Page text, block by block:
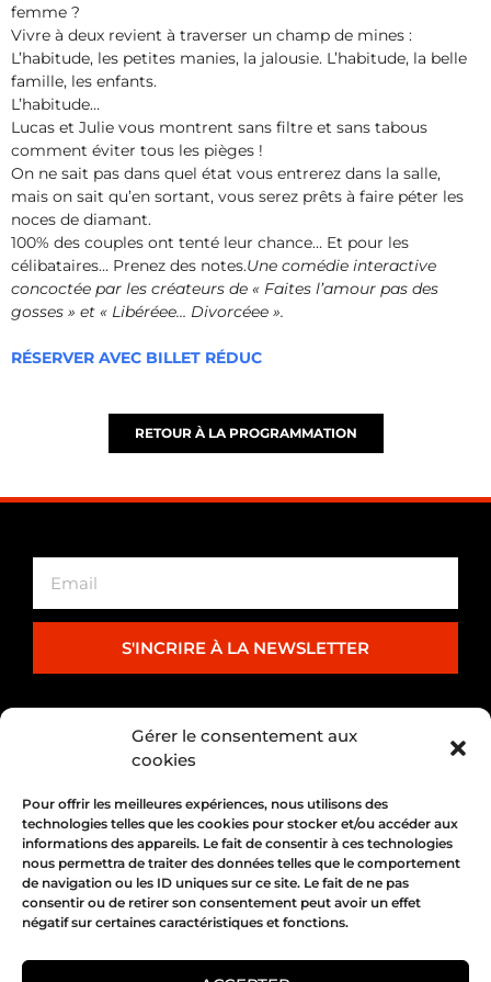
Gérer le consentement aux
cookies
Pour offrir les meilleures expériences, nous utilisons des
technologies telles que les cookies pour stocker et/ou accéder aux
informations des appareils. Le fait de consentir à ces technologies
nous permettra de traiter des données telles que le comportement
de navigation ou les ID uniques sur ce site. Le fait de ne pas
consentir ou de retirer son consentement peut avoir un effet
négatif sur certaines caractéristiques et fonctions.
femme ?
Vivre à deux revient à traverser un champ de mines :
L’habitude, les petites manies, la jalousie. L’habitude, la belle
famille, les enfants.
L’habitude…
Lucas et Julie vous montrent sans filtre et sans tabous
comment éviter tous les pièges !
On ne sait pas dans quel état vous entrerez dans la salle,
mais on sait qu’en sortant, vous serez prêts à faire péter les
noces de diamant.
100% des couples ont tenté leur chance… Et pour les
célibataires… Prenez des notes.Une comédie interactive
concoctée par les créateurs de « Faites l’amour pas des
gosses » et « Libéréee… Divorcéee ».
RÉSERVER AVEC BILLET RÉDUC
RETOUR À LA PROGRAMMATION
S'INCRIRE À LA NEWSLETTER
PARTENARIAT